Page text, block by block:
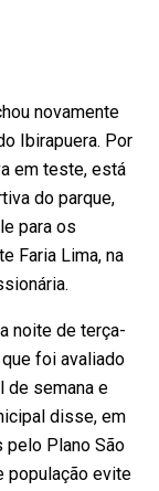
novamente
Ibirapuera. Por
em teste, está
do parque,
para os
Faria Lima, na
noite de terça-
foi avaliado
de semana e
disse, em
Plano São
população evite